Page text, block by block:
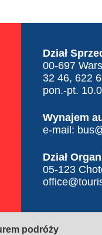
Dział
00-697
32 46, 622
pon.-pt.
Wynajem
e-mail:
Dział
05-123
podróży